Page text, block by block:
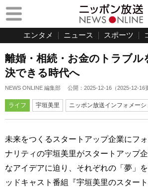
エンタメ ニュース スポーツ
離婚・相続・お金のトラブル
決できる時代へ
NEWS ONLINE 編集部 公開： 2025-12-16 （2025-12-16
ライフ 宇垣美里 ニッポン放送インフォメーシ
未来をつくるスタートアップ企業にフ
ナリティの宇垣美里がスタートアップ
なアイデアに迫り、それぞれの「夢」
ッドキャスト番組『宇垣美里のスター